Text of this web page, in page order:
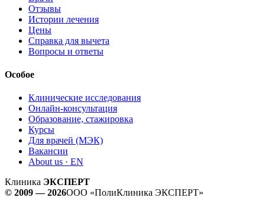
Отзывы
Истории лечения
Цены
Справка для вычета
Вопросы и ответы
Особое
Клинические исследования
Онлайн-консультация
Образование, стажировка
Курсы
Для врачей (МЭК)
Вакансии
About us · EN
Клиника ЭКСПЕРТ
© 2009 — 2026ООО «ПолиКлиника ЭКСПЕРТ»